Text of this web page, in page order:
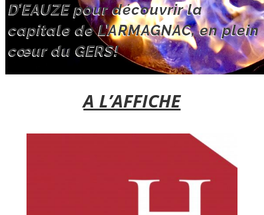
D’EAUZE pour découvrir la
capitale de L’ARMAGNAC, en plein
cœur du GERS!
A L’AFFICHE